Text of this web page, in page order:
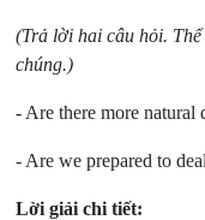
(Trả lời hai câu hỏi.
chúng.)
- Are there more natural
- Are we prepared to
Lời giải chi tiết: